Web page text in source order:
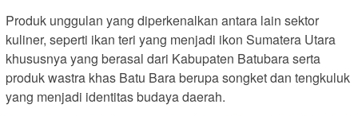
Produk unggulan yang diperkenalkan antara lain sektor
kuliner, seperti ikan teri yang menjadi ikon Sumatera Utara
khususnya yang berasal dari Kabupaten Batubara serta
produk wastra khas Batu Bara berupa songket dan tengkuluk
yang menjadi identitas budaya daerah.